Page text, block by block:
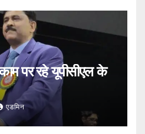
पर रहे यूपीसीएल के
एडमिन